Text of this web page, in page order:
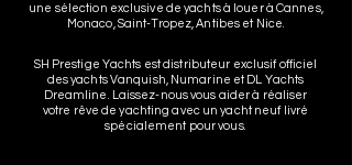
une sélection exclusive de yachts à louer à Cannes,
Monaco, Saint-Tropez, Antibes et Nice.
SH Prestige Yachts est distributeur exclusif officiel
des yachts Vanquish, Numarine et DL Yachts
Dreamline. Laissez-nous vous aider à réaliser
votre rêve de yachting avec un yacht neuf livré
spécialement pour vous.